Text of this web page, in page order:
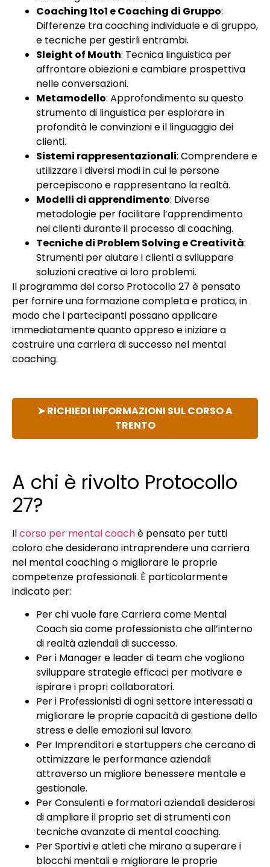
Coaching 1to1 e Coaching di Gruppo:
Differenze tra coaching individuale e di gruppo,
e tecniche per gestirli entrambi.
Sleight of Mouth: Tecnica linguistica per
affrontare obiezioni e cambiare prospettiva
nelle conversazioni.
Metamodello: Approfondimento su questo
strumento di linguistica per esplorare in
profondità le convinzioni e il linguaggio dei
clienti.
Sistemi rappresentazionali: Comprendere e
utilizzare i diversi modi in cui le persone
percepiscono e rappresentano la realtà.
Modelli di apprendimento: Diverse
metodologie per facilitare l’apprendimento
nei clienti durante il processo di coaching.
Tecniche di Problem Solving e Creatività:
Strumenti per aiutare i clienti a sviluppare
soluzioni creative ai loro problemi.
Il programma del corso Protocollo 27 è pensato
per fornire una formazione completa e pratica, in
modo che i partecipanti possano applicare
immediatamente quanto appreso e iniziare a
costruire una carriera di successo nel mental
coaching.
➤ RICHIEDI INFORMAZIONI SUL CORSO A
TRENTO
A chi è rivolto Protocollo
27?
Ilcorso per mental coachè pensato per tutti
coloro che desiderano intraprendere una carriera
nel mental coaching o migliorare le proprie
competenze professionali. È particolarmente
indicato per:
Per chi vuole fare Carriera come Mental
Coach sia come professionista che all’interno
di realtà aziendali di successo.
Per i Manager e leader di team che vogliono
sviluppare strategie efficaci per motivare e
ispirare i propri collaboratori.
Per i Professionisti di ogni settore interessati a
migliorare le proprie capacità di gestione dello
stress e delle emozioni sul lavoro.
Per Imprenditori e startuppers che cercano di
ottimizzare le performance aziendali
attraverso un migliore benessere mentale e
gestionale.
Per Consulenti e formatori aziendali desiderosi
di ampliare il proprio set di strumenti con
tecniche avanzate di mental coaching.
Per Sportivi e atleti che mirano a superare i
blocchi mentali e migliorare le proprie